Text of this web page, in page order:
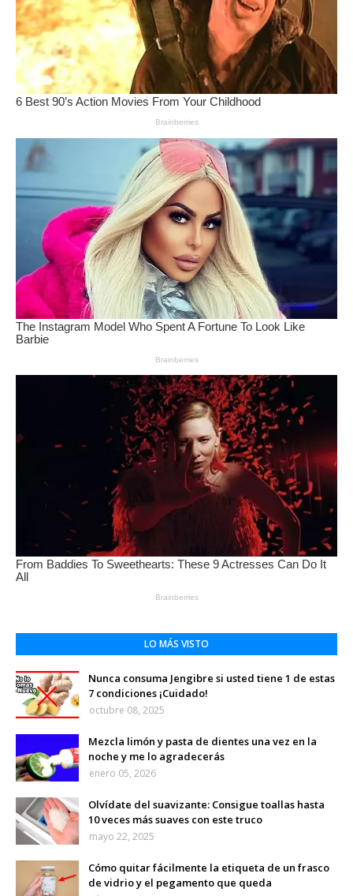
LO MÁS VISTO
Nunca consuma Jengibre si usted tiene 1 de estas
7 condiciones ¡Cuidado!
octubre 08, 2025
Mezcla limón y pasta de dientes una vez en la
noche y me lo agradecerás
enero 05, 2026
Olvídate del suavizante: Consigue toallas hasta
10 veces más suaves con este truco
mayo 22, 2025
Cómo quitar fácilmente la etiqueta de un frasco
de vidrio y el pegamento que queda